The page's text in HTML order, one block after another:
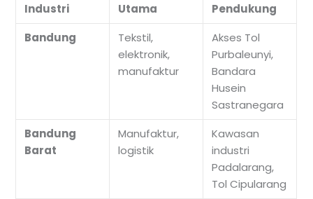
Industri
Utama
Pendukung
Bandung
Tekstil,
elektronik,
manufaktur
Akses Tol
Purbaleunyi,
Bandara
Husein
Sastranegara
Bandung
Barat
Manufaktur,
logistik
Kawasan
industri
Padalarang,
Tol Cipularang